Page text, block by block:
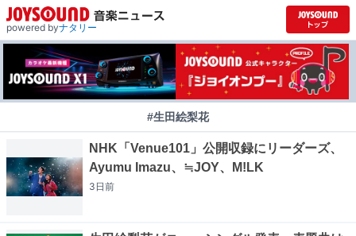
powered byナタリー
#生田絵梨花
NHK「Venue101」公開収録にリーダーズ、
Ayumu Imazu、≒JOY、M!LK
3日前